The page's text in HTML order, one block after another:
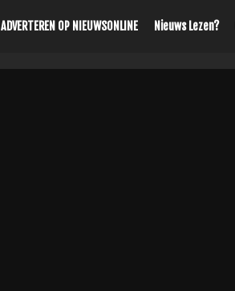
ADVERTEREN OP NIEUWSONLINE Nieuws Lezen?